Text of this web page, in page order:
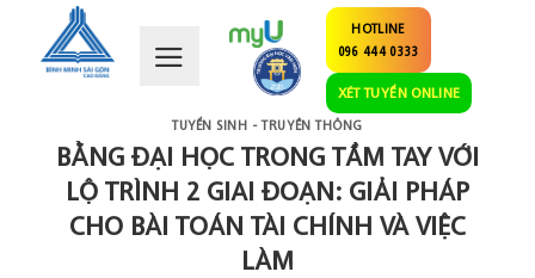
content
HOTLINE
096 444 0333
XÉT TUYỂN ONLINE
TUYỂN SINH - TRUYỀN THÔNG
BẰNG ĐẠI HỌC TRONG TẦM TAY VỚI
LỘ TRÌNH 2 GIAI ĐOẠN: GIẢI PHÁP
CHO BÀI TOÁN TÀI CHÍNH VÀ VIỆC
LÀM